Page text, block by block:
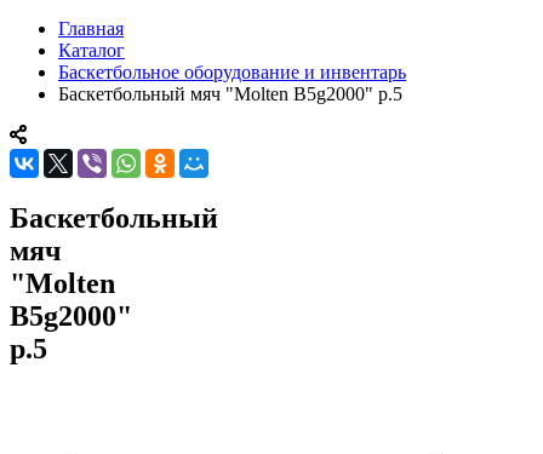
Главная
Каталог
Баскетбольное оборудование и инвентарь
Баскетбольный мяч "Molten B5g2000" р.5
Баскетбольный
мяч
"Molten
B5g2000"
р.5